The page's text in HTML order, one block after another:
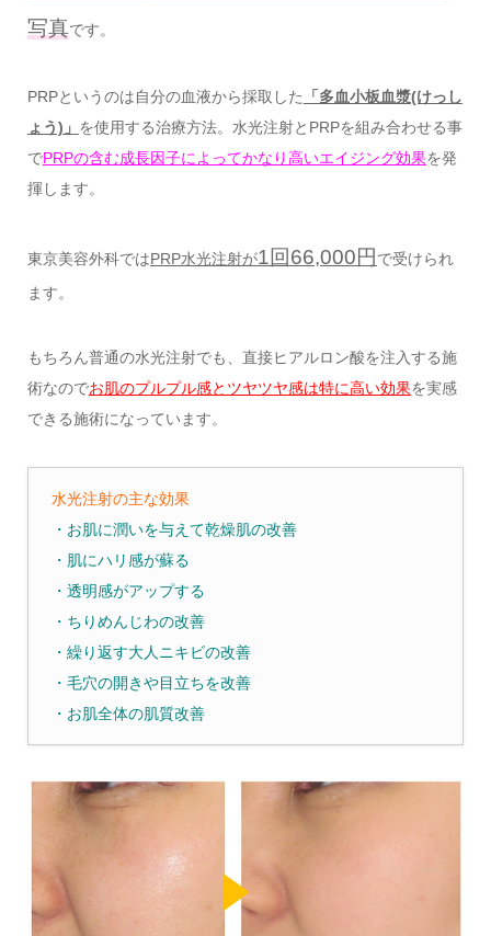
写真です。
PRPというのは自分の血液から採取した
「多血小板血漿(けっし
ょう)」 を使用する治療方法。水光注射とPRPを組み合わせる事
でPRPの含む成長因子によってかなり高いエイジング効果を発
揮します。
東京美容外科ではPRP水光注射が1回66,000円 で受けられ
ます。
もちろん普通の水光注射でも、直接ヒアルロン酸を注入する施
術なのでお肌のプルプル感とツヤツヤ感は特に高い効果を実感
できる施術になっています。
水光注射の主な効果
・お肌に潤いを与えて乾燥肌の改善
・肌にハリ感が蘇る
・透明感がアップする
・ちりめんじわの改善
・繰り返す大人ニキビの改善
・毛穴の開きや目立ちを改善
・お肌全体の肌質改善